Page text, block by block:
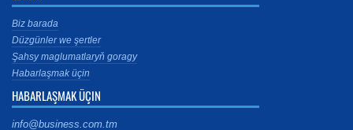
Biz barada
Düzgünler we şertler
Şahsy maglumatlaryň goragy
Habarlaşmak üçin
HABARLAŞMAK ÜÇIN
info@business.com.tm